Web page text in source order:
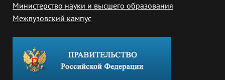
Министерство науки и высшего образования
Межвузовский кампус